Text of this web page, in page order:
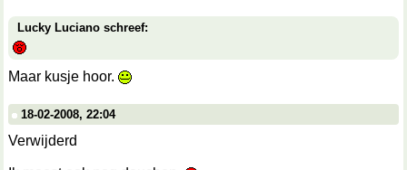
Lucky Luciano schreef:
Maar kusje hoor.
18-02-2008, 22:04
Verwijderd